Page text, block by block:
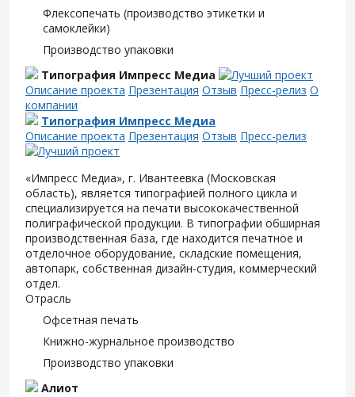
Флексопечать (производство этикетки и
самоклейки)
Производство упаковки
Типография Импресс Медиа
Описание проекта Презентация Отзыв Пресс-релиз О
компании
Типография Импресс Медиа
Описание проекта Презентация Отзыв Пресс-релиз
«Импресс Медиа», г. Ивантеевка (Московская
область), является типографией полного цикла и
специализируется на печати высококачественной
полиграфической продукции. В типографии обширная
производственная база, где находится печатное и
отделочное оборудование, складские помещения,
автопарк, собственная дизайн-студия, коммерческий
отдел.
Отрасль
Офсетная печать
Книжно-журнальное производство
Производство упаковки
Алиот